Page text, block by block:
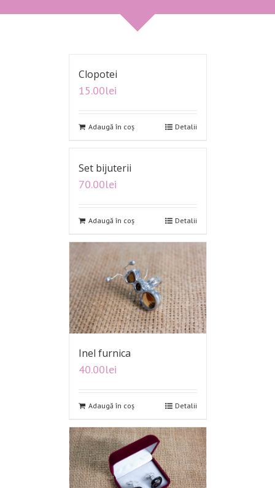
Clopotei
15.00lei
Adaugă în coș Detalii
Set bijuterii
70.00lei
Adaugă în coș Detalii
Inel furnica
40.00lei
Adaugă în coș Detalii